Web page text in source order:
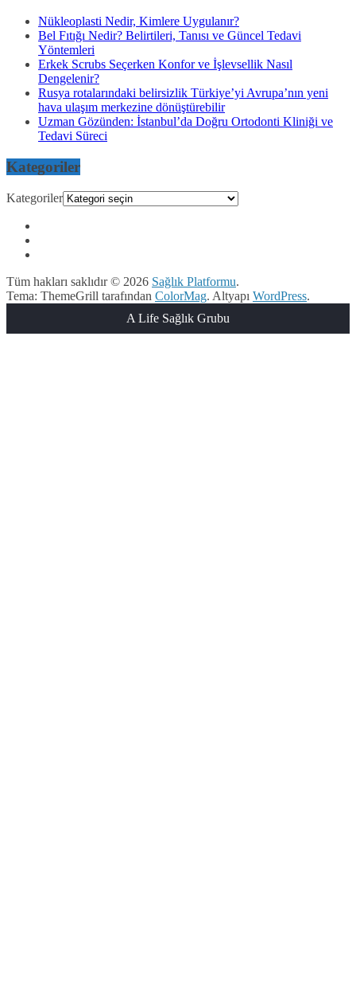
Nükleoplasti Nedir, Kimlere Uygulanır?
Bel Fıtığı Nedir? Belirtileri, Tanısı ve Güncel Tedavi
Yöntemleri
Erkek Scrubs Seçerken Konfor ve İşlevsellik Nasıl
Dengelenir?
Rusya rotalarındaki belirsizlik Türkiye’yi Avrupa’nın yeni
hava ulaşım merkezine dönüştürebilir
Uzman Gözünden: İstanbul’da Doğru Ortodonti Kliniği ve
Tedavi Süreci
Kategoriler
Kategoriler
Tüm hakları saklıdır © 2026 Sağlık Platformu.
Tema: ThemeGrill tarafından ColorMag. Altyapı WordPress.
A Life Sağlık Grubu